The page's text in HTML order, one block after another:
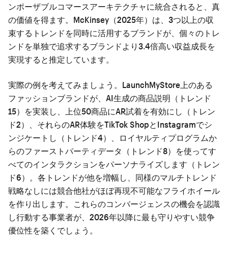
ンポーザブルコマースアーキテクチャに統合されると、真
の価値を得ます。McKinsey（2025年）は、3つ以上の収
束するトレンドを同時に活用するブランドが、個々のトレ
ンドを単独で追求するブランドより3.4倍高い収益成長を
実現すると推定しています。
実際の例を考えてみましょう。LaunchMyStore上のある
ファッションブランドが、AI生成の商品説明（トレンド
15）を実装し、上位50商品にAR試着を有効にし（トレン
ド2）、それらのAR体験をTikTok ShopとInstagramでシ
ンジケートし（トレンド4）、ロイヤルティプログラムか
らのファーストパーティデータ（トレンド8）を使ってす
べてのインタラクションをパーソナライズします（トレン
ド6）。各トレンドが他を増幅し、同様のマルチトレンド
戦略なしには競合他社がほぼ再現不可能なフライホイール
を作り出します。これらのコンバージェンスの機会を認識
し行動する事業者が、2026年以降に最も守りやすい競争
優位性を築くでしょう。